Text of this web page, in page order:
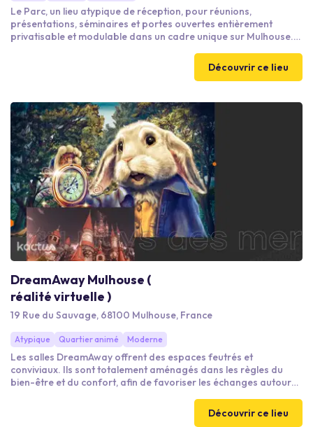
Le Parc, un lieu atypique de réception, pour réunions,
présentations, séminaires et portes ouvertes entièrement
privatisable et modulable dans un cadre unique sur Mulhouse.
souci permanent d'excellence et de réussite d'événements
Découvrir ce lieu
DreamAway Mulhouse (
réalité virtuelle )
19 Rue du Sauvage, 68100 Mulhouse, France
Atypique Quartier animé Moderne
Les salles DreamAway offrent des espaces feutrés et
conviviaux. Ils sont totalement aménagés dans les règles du
bien-être et du confort, afin de favoriser les échanges autour
de réunion et sont pour la plupart situés en centre ville.
Découvrir ce lieu